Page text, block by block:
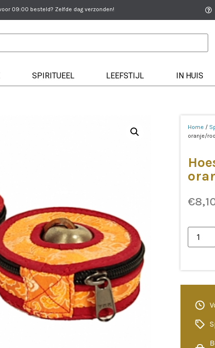
09:00 besteld? Zelfde dag verzonden!
SPIRITUEEL LEEFSTIJL IN HUIS
Home /
oranje/
€